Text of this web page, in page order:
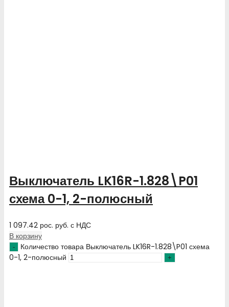
Выключатель LK16R-1.828\P01
схема 0-1, 2-полюсный
1 097.42 рос. руб. с НДС
В корзину
Количество товара Выключатель LK16R-1.828\P01 схема
0-1, 2-полюсный